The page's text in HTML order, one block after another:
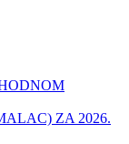
ZA 2026.